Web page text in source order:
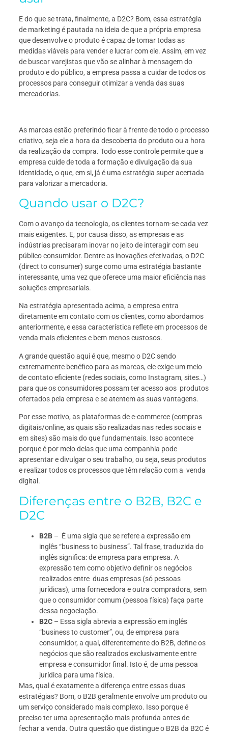
E do que se trata, finalmente, a D2C? Bom, essa estratégia
de marketing é pautada na ideia de que a própria empresa
que desenvolve o produto é capaz de tomar todas as
medidas viáveis para vender e lucrar com ele. Assim, em vez
de buscar varejistas que vão se alinhar à mensagem do
produto e do público, a empresa passa a cuidar de todos os
processos para conseguir otimizar a venda das suas
mercadorias.
As marcas estão preferindo ficar à frente de todo o processo
criativo, seja ele a hora da descoberta do produto ou a hora
da realização da compra. Todo esse controle permite que a
empresa cuide de toda a formação e divulgação da sua
identidade, o que, em si, já é uma estratégia super acertada
para valorizar a mercadoria.
Quando usar o D2C?
Com o avanço da tecnologia, os clientes tornam-se cada vez
mais exigentes. E, por causa disso, as empresas e as
indústrias precisaram inovar no jeito de interagir com seu
público consumidor. Dentre as inovações efetivadas, o D2C
(direct to consumer) surge como uma estratégia bastante
interessante, uma vez que oferece uma maior eficiência nas
soluções empresariais.
Na estratégia apresentada acima, a empresa entra
diretamente em contato com os clientes, como abordamos
anteriormente, e essa característica reflete em processos de
venda mais eficientes e bem menos custosos.
A grande questão aqui é que, mesmo o D2C sendo
extremamente benéfico para as marcas, ele exige um meio
de contato eficiente (redes sociais, como Instagram, sites…)
para que os consumidores possam ter acesso aos produtos
ofertados pela empresa e se atentem as suas vantagens.
Por esse motivo, as plataformas de e-commerce (compras
digitais/online, as quais são realizadas nas redes sociais e
em sites) são mais do que fundamentais. Isso acontece
porque é por meio delas que uma companhia pode
apresentar e divulgar o seu trabalho, ou seja, seus produtos
e realizar todos os processos que têm relação com a venda
digital.
Diferenças entre o B2B, B2C e
D2C
B2B – É uma sigla que se refere a expressão em
inglês “business to business”. Tal frase, traduzida do
inglês significa: de empresa para empresa. A
expressão tem como objetivo definir os negócios
realizados entre duas empresas (só pessoas
jurídicas), uma fornecedora e outra compradora, sem
que o consumidor comum (pessoa física) faça parte
dessa negociação.
B2C – Essa sigla abrevia a expressão em inglês
“business to customer”, ou, de empresa para
consumidor, a qual, diferentemente do B2B, define os
negócios que são realizados exclusivamente entre
empresa e consumidor final. Isto é, de uma pessoa
jurídica para uma física.
Mas, qual é exatamente a diferença entre essas duas
estratégias? Bom, o B2B geralmente envolve um produto ou
um serviço considerado mais complexo. Isso porque é
preciso ter uma apresentação mais profunda antes de
fechar a venda. Outra questão que distingue o B2B da B2C é